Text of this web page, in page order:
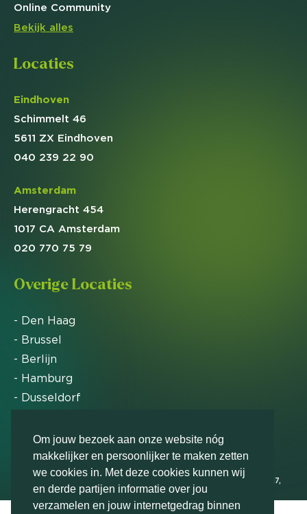
Om jouw bezoek aan onze website nóg
makkelijker en persoonlijker te maken zetten
we cookies in. Met deze cookies kunnen wij
en derde partijen informatie over jou
verzamelen en jouw internetgedrag binnen
Online Community
Bekijk alles
Locaties
Eindhoven
Schimmelt 46
5611 ZX Eindhoven
040 239 22 90
Amsterdam
Herengracht 454
1017 CA Amsterdam
020 770 75 79
Overige Locaties
- Den Haag
- Brussel
- Berlijn
- Hamburg
- Dusseldorf
Markteffect is door het Financieele Dagblad
uitgeroepen tot FD Gazelle in 2012, 2015, 2016, 2017,
2018, 2019, 2020, 2021, 2022, 2023, 2024 en 2025